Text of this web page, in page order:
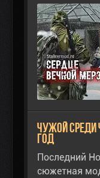
Чужой
год
Последний
сюжетная